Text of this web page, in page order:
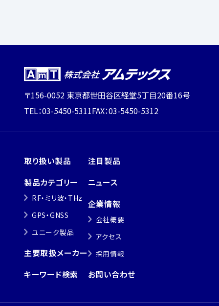
〒156-0052 東京都世田谷区経堂5丁目20番16号
TEL：03-5450-5311FAX：03-5450-5312
取り扱い製品
製品カテゴリー
RF・ミリ波・THz
GPS・GNSS
ユニーク製品
主要取扱メーカー
キーワード検索
注目製品
ニュース
企業情報
会社概要
アクセス
採用情報
お問い合わせ